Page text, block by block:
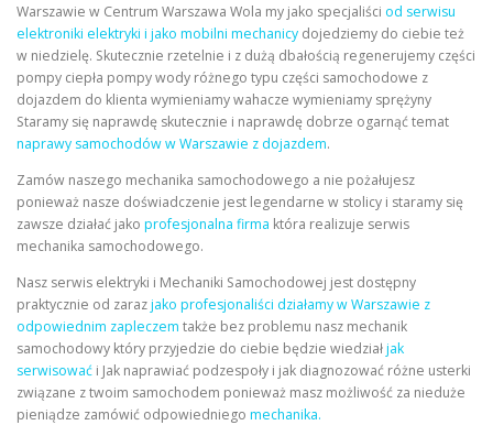
Warszawie w Centrum Warszawa Wola my jako specjaliści od serwisu
elektroniki elektryki i jako mobilni mechanicy dojedziemy do ciebie też
w niedzielę. Skutecznie rzetelnie i z dużą dbałością regenerujemy części
pompy ciepła pompy wody różnego typu części samochodowe z
dojazdem do klienta wymieniamy wahacze wymieniamy sprężyny
Staramy się naprawdę skutecznie i naprawdę dobrze ogarnąć temat
naprawy samochodów w Warszawie z dojazdem.
Zamów naszego mechanika samochodowego a nie pożałujesz
ponieważ nasze doświadczenie jest legendarne w stolicy i staramy się
zawsze działać jako profesjonalna firma która realizuje serwis
mechanika samochodowego.
Nasz serwis elektryki i Mechaniki Samochodowej jest dostępny
praktycznie od zarazjako profesjonaliści działamy w Warszawie z
odpowiednim zapleczem także bez problemu nasz mechanik
samochodowy który przyjedzie do ciebie będzie wiedziałjak
serwisować i Jak naprawiać podzespoły i jak diagnozować różne usterki
związane z twoim samochodem ponieważ masz możliwość za nieduże
pieniądze zamówić odpowiedniego mechanika.